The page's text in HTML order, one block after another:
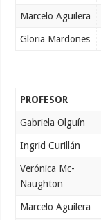
Marcelo Aguilera
Gloria Mardones
PROFESOR
Gabriela Olguín
Ingrid Curillán
Verónica Mc-
Naughton
Marcelo Aguilera